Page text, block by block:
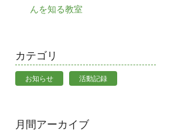
んを知る教室
カテゴリ
お知らせ 活動記録
月間アーカイブ